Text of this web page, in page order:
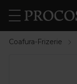
Coafura-Frizerie